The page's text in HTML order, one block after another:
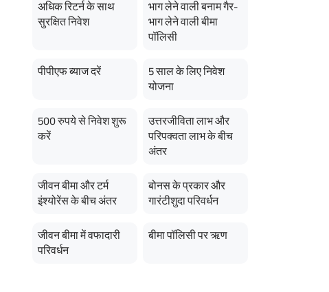
अधिक रिटर्न के साथ
सुरक्षित निवेश
भाग लेने वाली बनाम गैर-
भाग लेने वाली बीमा
पॉलिसी
पीपीएफ ब्याज दरें
5 साल के लिए निवेश
योजना
500 रुपये से निवेश शुरू
करें
उत्तरजीविता लाभ और
परिपक्वता लाभ के बीच
अंतर
जीवन बीमा और टर्म
इंश्योरेंस के बीच अंतर
बोनस के प्रकार और
गारंटीशुदा परिवर्धन
जीवन बीमा में वफादारी
परिवर्धन
बीमा पॉलिसी पर ऋण